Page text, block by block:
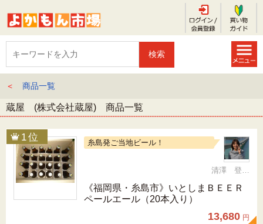
＜ 商品一覧
蔵屋 (株式会社蔵屋) 商品一覧
糸島発ご当地ビール！
清澤 登希子
《福岡県・糸島市》いとしまＢＥＥＲ
ペールエール（20本入り）
13,680 円